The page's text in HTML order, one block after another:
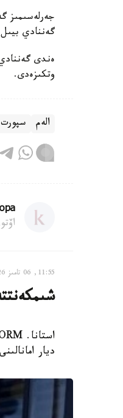
گەننادي
وتكىزەدى.
الەم سپورت
11:55, 06 تامىز 2026
ديار